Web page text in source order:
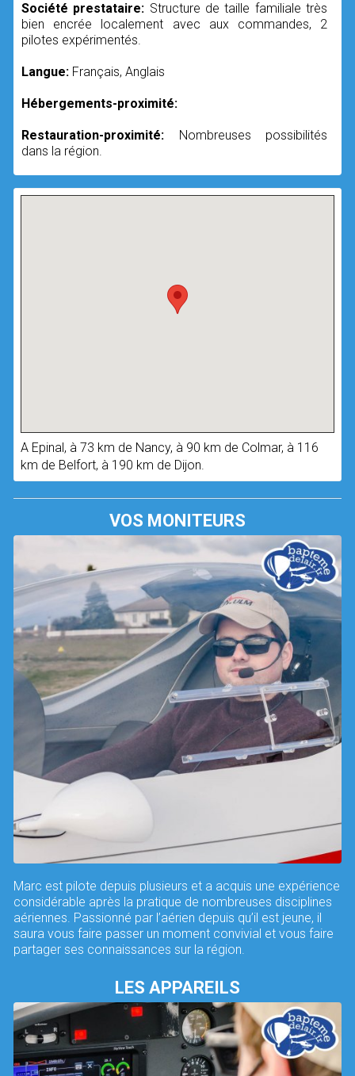
Société prestataire: Structure de taille familiale très
bien encrée localement avec aux commandes, 2
pilotes expérimentés.
Langue: Français, Anglais
Hébergements-proximité:
Restauration-proximité: Nombreuses possibilités
dans la région.
A Epinal, à 73 km de Nancy, à 90 km de Colmar, à 116
km de Belfort, à 190 km de Dijon.
VOS MONITEURS
Marc est pilote depuis plusieurs et a acquis une expérience
considérable après la pratique de nombreuses disciplines
aériennes. Passionné par l’aérien depuis qu’il est jeune, il
saura vous faire passer un moment convivial et vous faire
partager ses connaissances sur la région.
LES APPAREILS